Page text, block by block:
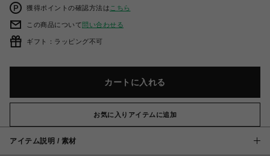
獲得ポイントの確認方法は こちら
この商品について問い合わせる
ギフト：ラッピング不可
カートに入れる
お気に入りアイテムに追加
アイテム説明 / 素材